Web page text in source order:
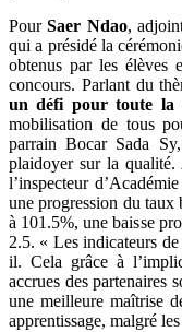
PourSaer Ndao,
qui a présidé la
obtenus par les élèves
concours. Parlant du
un défi pour toute la
mobilisation de tous
parrain Bocar Sada
plaidoyer sur la qualité.
l’inspecteur
une progression du taux
à 101.5%, une baisse
2.5. « Les indicateurs
il. Cela grâce à
accrues des partenaires
une meilleure maîtrise
apprentissage, malgré